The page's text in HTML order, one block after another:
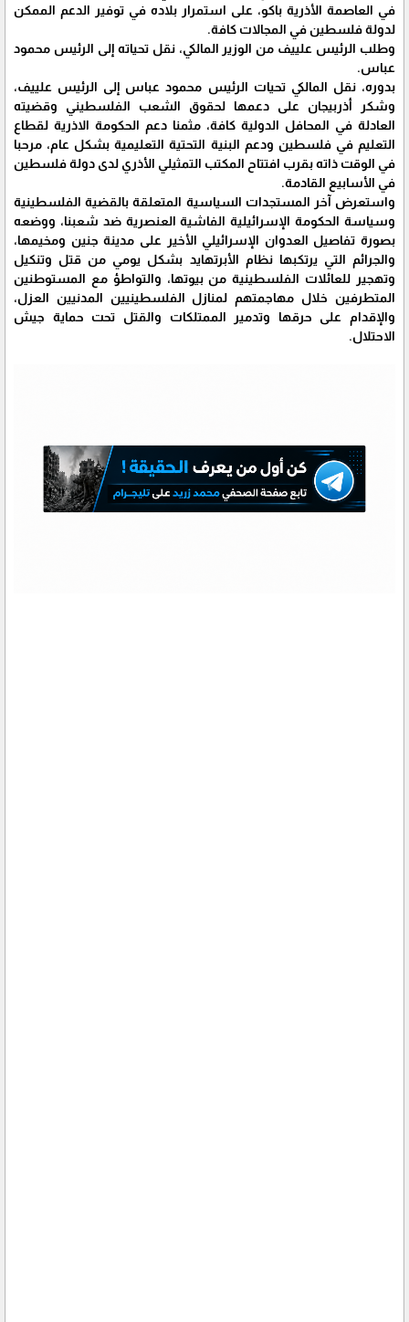
في العاصمة الأذرية باكو، على استمرار بلاده في توفير الدعم الممكن
لدولة فلسطين في المجالات كافة.
وطلب الرئيس علييف من الوزير المالكي، نقل تحياته إلى الرئيس محمود
عباس.
بدوره، نقل المالكي تحيات الرئيس محمود عباس إلى الرئيس علييف،
وشكر أذربيجان على دعمها لحقوق الشعب الفلسطيني وقضيته
العادلة في المحافل الدولية كافة، مثمنا دعم الحكومة الاذرية لقطاع
التعليم في فلسطين ودعم البنية التحتية التعليمية بشكل عام، مرحبا
في الوقت ذاته بقرب افتتاح المكتب التمثيلي الأذري لدى دولة فلسطين
في الأسابيع القادمة.
واستعرض آخر المستجدات السياسية المتعلقة بالقضية الفلسطينية
وسياسة الحكومة الإسرائيلية الفاشية العنصرية ضد شعبنا، ووضعه
بصورة تفاصيل العدوان الإسرائيلي الأخير على مدينة جنين ومخيمها،
والجرائم التي يرتكبها نظام الأبرتهايد بشكل يومي من قتل وتنكيل
وتهجير للعائلات الفلسطينية من بيوتها، والتواطؤ مع المستوطنين
المتطرفين خلال مهاجمتهم لمنازل الفلسطينيين المدنيين العزل،
والإقدام على حرقها وتدمير الممتلكات والقتل تحت حماية جيش
الاحتلال.